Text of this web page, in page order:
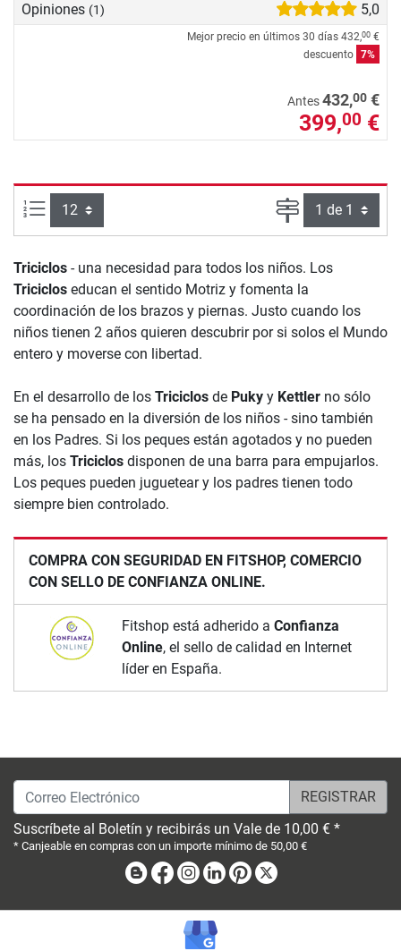
Opiniones (1) 5,0
Mejor precio en últimos 30 días 432,00 €
descuento 7%
Antes432,00 €
399,00 €
Artículos por página: Página
COMPRA CON SEGURIDAD EN FITSHOP, COMERCIO
CON SELLO DE CONFIANZA ONLINE.
Fitshop está adherido a Confianza
Online, el sello de calidad en Internet
líder en España.
Triciclos - una necesidad para todos los niños. Los
Triciclos educan el sentido Motriz y fomenta la
coordinación de los brazos y piernas. Justo cuando los
niños tienen 2 años quieren descubrir por si solos el Mundo
entero y moverse con libertad.
En el desarrollo de los Triciclos de Puky y Kettler no sólo
se ha pensado en la diversión de los niños - sino también
en los Padres. Si los peques están agotados y no pueden
más, los Triciclos disponen de una barra para empujarlos.
Los peques pueden juguetear y los padres tienen todo
siempre bien controlado.
Correo Electrónico
Suscríbete al Boletín y recibirás un Vale de 10,00 € *
* Canjeable en compras con un importe mínimo de 50,00 €
BlogFacebook
Instagram
LinkedinPinterest